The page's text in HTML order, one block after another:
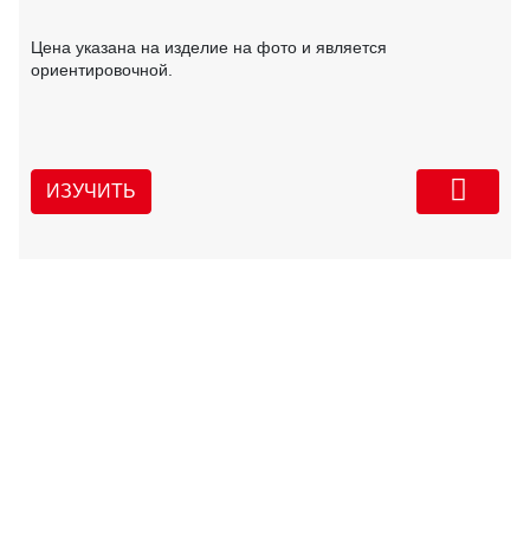
Цена указана на изделие на фото и является
ориентировочной.
ИЗУЧИТЬ